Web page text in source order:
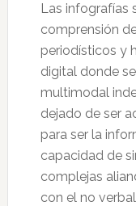
Las infografías
comprensión
periodísticos y
digital donde
multimodal
dejado de ser
para ser la
capacidad de
complejas
con el no